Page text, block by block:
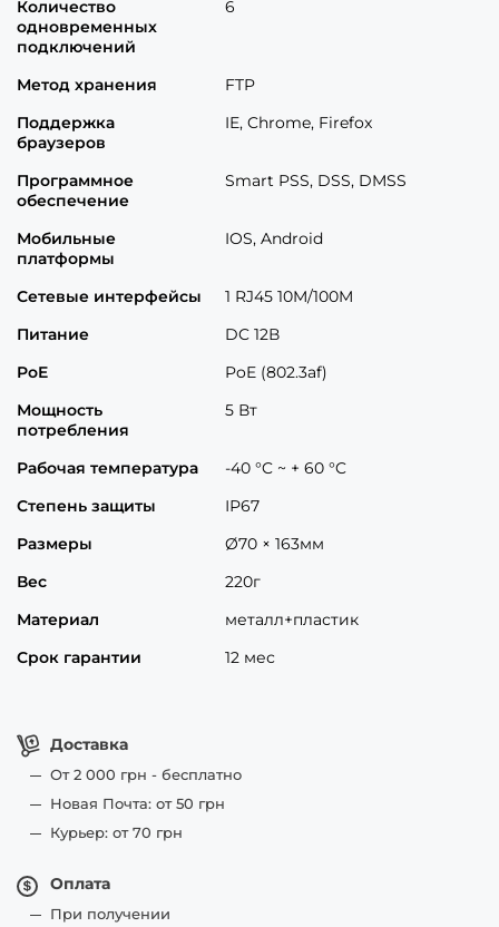
Доставка
От 2 000 грн - бесплатно
Новая Почта: от 50 грн
Курьер: от 70 грн
Оплата
При получении
Количество
одновременных
подключений
6
Метод хранения
FTP
Поддержка
браузеров
IE, Chrome, Firefox
Программное
обеспечение
Smart PSS, DSS, DMSS
Мобильные
платформы
IOS, Android
Сетевые интерфейсы
1 RJ45 10M/100M
Питание
DC 12В
PoE
PoE (802.3af)
Мощность
потребления
5 Вт
Рабочая температура
-40 °C ~ + 60 °C
Степень защиты
ІР67
Размеры
Ø70 × 163мм
Вес
220г
Материал
металл+пластик
Срок гарантии
12 мес